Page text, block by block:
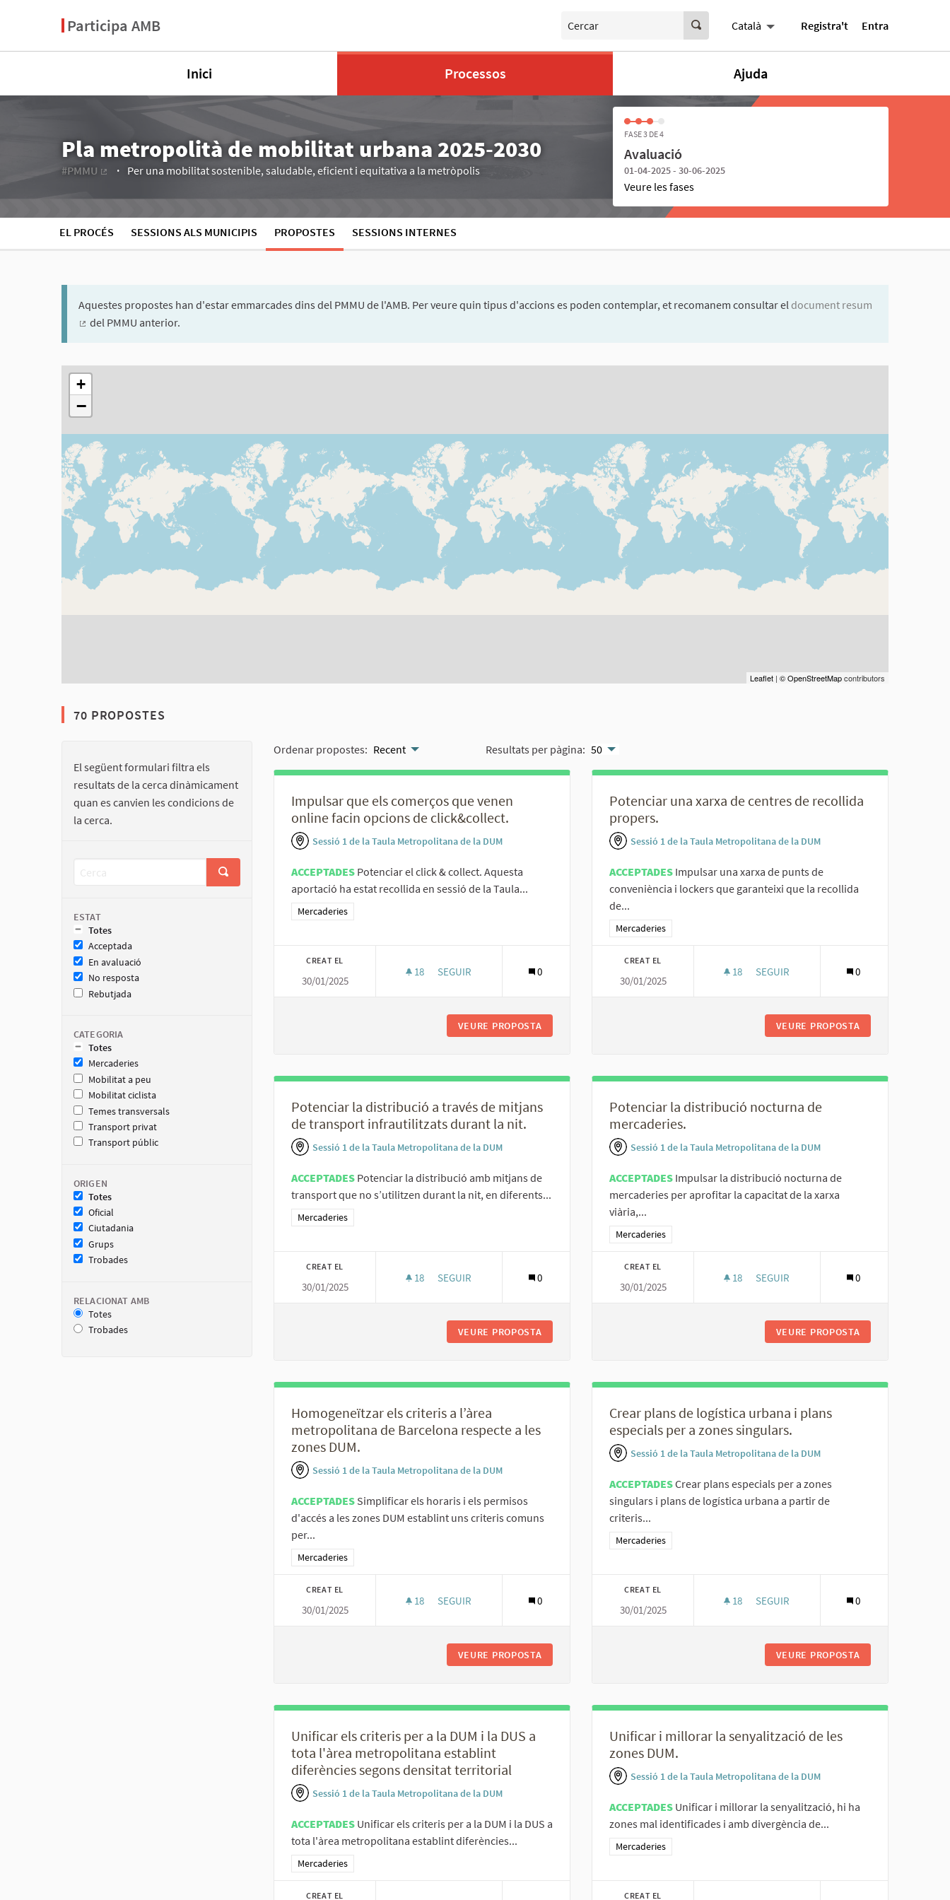
Participa AMB Cercar Català Registra't Entra
Inici Processos Ajuda
Pla metropolità de mobilitat urbana 2025-2030
#PMMU
Per una mobilitat sostenible, saludable, eficient i equitativa a la metròpolis
FASE 3 DE 4
Avaluació
01-04-2025 - 30-06-2025
Veure les fases
EL PROCÉS SESSIONS ALS MUNICIPIS PROPOSTES SESSIONS INTERNES
Aquestes propostes han d'estar emmarcades dins del PMMU de l'AMB. Per veure quin tipus d'accions es poden contemplar, et recomanem consultar eldocument resum
del PMMU anterior.
El següent element és un mapa que presenta els components d'aquesta pàgina com a punts al mapa. L'element es pot fer servir amb un lector de pantalla però pot ser difícil d'entendre.
+
−
Leaflet | © OpenStreetMapcontributors
70 PROPOSTES
El següent formulari filtra els
resultats de la cerca dinàmicament
quan es canvien les condicions de
la cerca.
ESTAT
Totes
Acceptada
En avaluació
No resposta
Rebutjada
CATEGORIA
Totes
Mercaderies
Mobilitat a peu
Mobilitat ciclista
Temes transversals
Transport privat
Transport públic
ORIGEN
Totes
Oficial
Ciutadania
Grups
Trobades
RELACIONAT AMB
Totes
Trobades
Ordenar propostes: Recent Resultats per pàgina: 50
Impulsar que els comerços que venen
online facin opcions de click&collect.
Sessió 1 de la Taula Metropolitana de la DUM
ACCEPTADES Potenciar el click & collect. Aquesta
aportació ha estat recollida en sessió de la Taula...
Resultats al filtrar per la categoria: Mercaderies
Mercaderies
CREAT EL
30/01/2025
18 18 SEGUIDORES
SEGUIR
IMPULSAR QUE ELS COMERÇOS QUE VENEN ONLINE FACIN OPCIONS DE CLICK&COLLECT.
0
VEURE PROPOSTA IMPULSAR QUE ELS COMERÇOS QUE VENEN ONLINE FACIN OPCIONS DE
Potenciar una xarxa de centres de recollida
propers.
Sessió 1 de la Taula Metropolitana de la DUM
ACCEPTADES Impulsar una xarxa de punts de
conveniència i lockers que garanteixi que la recollida
de...
Resultats al filtrar per la categoria: Mercaderies
Mercaderies
CREAT EL
30/01/2025
18 18 SEGUIDORES
SEGUIR 0
VEURE PROPOSTA
Potenciar la distribució a través de mitjans
de transport infrautilitzats durant la nit.
Sessió 1 de la Taula Metropolitana de la DUM
ACCEPTADES Potenciar la distribució amb mitjans de
transport que no s’utilitzen durant la nit, en diferents...
Resultats al filtrar per la categoria: Mercaderies
Mercaderies
CREAT EL
30/01/2025
18 18 SEGUIDORES
SEGUIR
POTENCIAR LA DISTRIBUCIÓ A TRAVÉS DE MITJANS DE TRANSPORT INFRAUTILITZATS DURANT LA NIT.
0
VEURE PROPOSTA POTENCIAR LA DISTRIBUCIÓ A TRAVÉS DE MITJANS DE TRANSPORT INFRAUTILITZATS
Potenciar la distribució nocturna de
mercaderies.
Sessió 1 de la Taula Metropolitana de la DUM
ACCEPTADES Impulsar la distribució nocturna de
mercaderies per aprofitar la capacitat de la xarxa
viària,...
Resultats al filtrar per la categoria: Mercaderies
Mercaderies
CREAT EL
30/01/2025
18 18 SEGUIDORES
SEGUIR 0
VEURE PROPOSTA
Homogeneïtzar els criteris a l’àrea
metropolitana de Barcelona respecte a les
zones DUM.
Sessió 1 de la Taula Metropolitana de la DUM
ACCEPTADES Simplificar els horaris i els permisos
d'accés a les zones DUM establint uns criteris comuns
per...
Resultats al filtrar per la categoria: Mercaderies
Mercaderies
CREAT EL
30/01/2025
18 18 SEGUIDORES
SEGUIR
HOMOGENEÏTZAR ELS CRITERIS A L’ÀREA METROPOLITANA DE BARCELONA RESPECTE A LES ZONES DUM.
0
VEURE PROPOSTA HOMOGENEÏTZAR ELS CRITERIS A L’ÀREA METROPOLITANA DE BARCELONA RESPECTE
Crear plans de logística urbana i plans
especials per a zones singulars.
Sessió 1 de la Taula Metropolitana de la DUM
ACCEPTADESCrear plans especials per a zones
singulars i plans de logística urbana a partir de
criteris...
Resultats al filtrar per la categoria: Mercaderies
Mercaderies
CREAT EL
30/01/2025
18 18 SEGUIDORES
SEGUIR 0
VEURE PROPOSTA
Unificar els criteris per a la DUM i la DUS a
tota l'àrea metropolitana establint
diferències segons densitat territorial
Sessió 1 de la Taula Metropolitana de la DUM
ACCEPTADES Unificar els criteris per a la DUM i la DUS a
tota l'àrea metropolitana establint diferències...
Resultats al filtrar per la categoria: Mercaderies
Mercaderies
CREAT EL
Unificar i millorar la senyalització de les
zones DUM.
Sessió 1 de la Taula Metropolitana de la DUM
ACCEPTADES Unificar i millorar la senyalització, hi ha
zones mal identificades i amb divergència de...
Resultats al filtrar per la categoria: Mercaderies
Mercaderies
CREAT EL